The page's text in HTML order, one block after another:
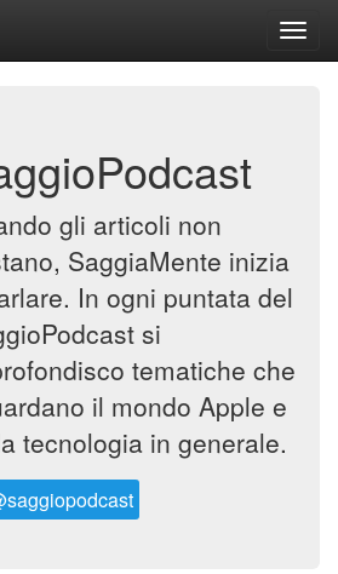
gli articoli non
SaggiaMente inizia
In ogni puntata del
si
tematiche che
il mondo Apple e
tecnologia in generale.